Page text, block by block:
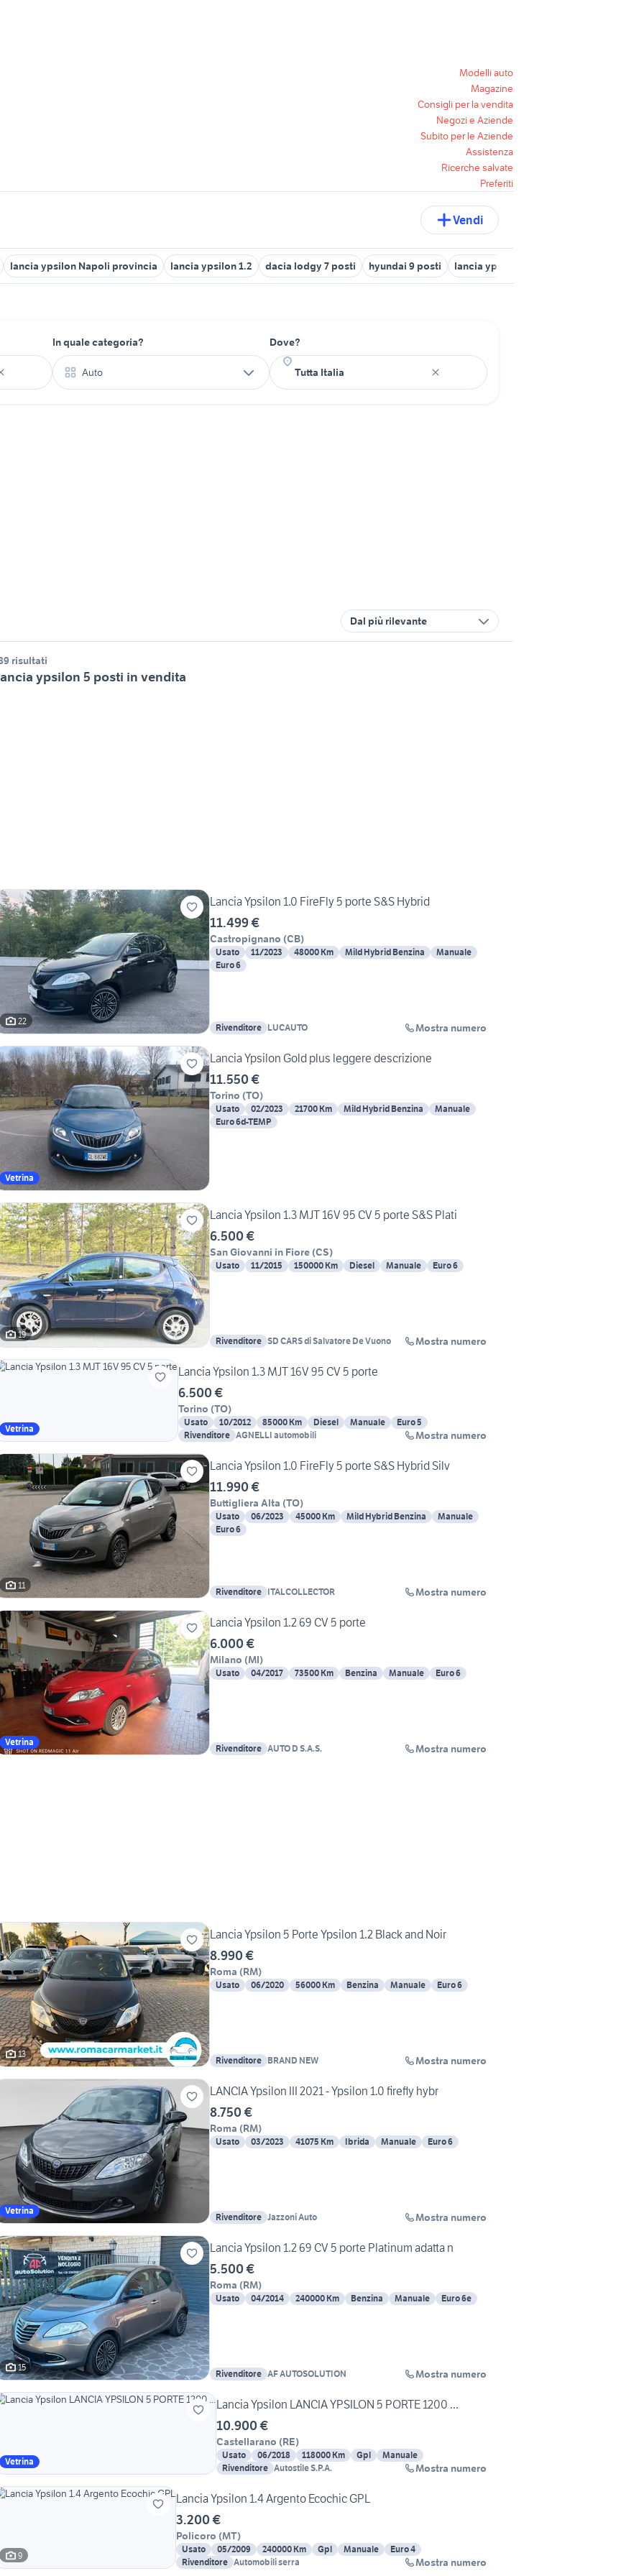
Modelli auto
Magazine
Consigli per la vendita
Negozi e Aziende
Subito per le Aziende
Assistenza
Ricerche salvate
Preferiti
Vendi
lancia ypsilon Napoli provincia lancia ypsilon 1.2 dacia lodgy 7 posti hyundai 9 posti lancia ypsilon 2007 auto
In quale categoria?
Auto
Dove?
Dal più rilevante
risultati
ypsilon 5 posti in vendita
22
Lancia Ypsilon 1.0 FireFly 5 porte S&S Hybrid
11.499 €
Castropignano (CB)
Usato 11/2023 48000 Km Mild Hybrid Benzina
Manuale
Euro 6
Rivenditore LUCAUTO Mostra numero
Vetrina
Lancia Ypsilon Gold plus leggere descrizione
11.550 €
Torino (TO)
Usato 02/2023 21700 Km Mild Hybrid Benzina
Manuale
Euro 6d-TEMP
19
Lancia Ypsilon 1.3 MJT 16V 95 CV 5 porte S&S Plati
6.500 €
San Giovanni in Fiore (CS)
Usato 11/2015 150000 Km Diesel Manuale Euro 6
Rivenditore SD CARS di Salvatore De Vuono Mostra numero
Vetrina
Lancia Ypsilon 1.3 MJT 16V 95 CV 5 porte
6.500 €
Torino (TO)
Usato 10/2012 85000 Km Diesel Manuale
Euro 5
Rivenditore AGNELLI automobili Mostra numero
11
Lancia Ypsilon 1.0 FireFly 5 porte S&S Hybrid Silv
11.990 €
Buttigliera Alta (TO)
Usato 06/2023 45000 Km Mild Hybrid Benzina
Manuale
Euro 6
Rivenditore ITALCOLLECTOR Mostra numero
Vetrina
Lancia Ypsilon 1.2 69 CV 5 porte
6.000 €
Milano (MI)
Usato 04/2017 73500 Km Benzina Manuale Euro 6
Rivenditore AUTO D S.A.S. Mostra numero
13
Lancia Ypsilon 5 Porte Ypsilon 1.2 Black and Noir
8.990 €
Roma (RM)
Usato 06/2020 56000 Km Benzina Manuale Euro 6
Rivenditore BRAND NEW Mostra numero
Vetrina
LANCIA Ypsilon III 2021 - Ypsilon 1.0 firefly hybr
8.750 €
Roma (RM)
Usato 03/2023 41075 Km Ibrida Manuale Euro 6
Rivenditore Jazzoni Auto Mostra numero
15
Lancia Ypsilon 1.2 69 CV 5 porte Platinum adatta n
5.500 €
Roma (RM)
Usato 04/2014 240000 Km Benzina Manuale Euro 6e
Rivenditore AF AUTOSOLUTION Mostra numero
Vetrina
Lancia Ypsilon LANCIA YPSILON 5 PORTE 1200 ...
10.900 €
Castellarano (RE)
Usato 06/2018 118000 Km Gpl
Manuale
Rivenditore Autostile S.P.A. Mostra numero
9
Lancia Ypsilon 1.4 Argento Ecochic GPL
3.200 €
Policoro (MT)
Usato 05/2009 240000 Km Gpl Manuale
Euro 4
Rivenditore Automobili serra Mostra numero